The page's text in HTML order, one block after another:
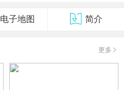
电子地图 简介
更多